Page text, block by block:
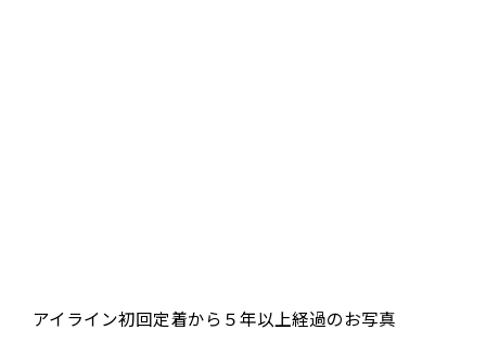
アイライン初回定着から５年以上経過のお写真